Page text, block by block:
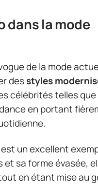
dans la mode
de la mode
desstyles
célébrités telles que
en portant
un excellent
sa forme évasée,
en étant mise au